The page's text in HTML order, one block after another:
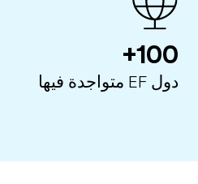
100+
دول EF متواجدة فيها